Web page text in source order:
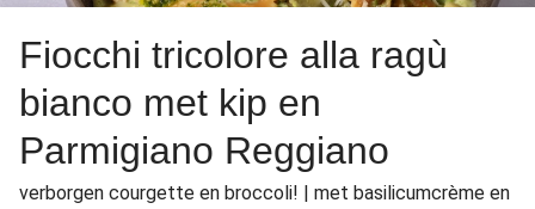
Fiocchi tricolore alla ragù
bianco met kip en
Parmigiano Reggiano
verborgen courgette en broccoli! | met basilicumcrème en